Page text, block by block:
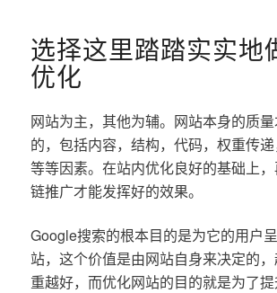
选择这里踏踏实实地
优化
网站为主，其他为辅。网站本身的质
的，包括内容，结构，代码，权重传
等等因素。在站内优化良好的基础上
链推广才能发挥好的效果。
Google搜索的根本目的是为它的用户
站，这个价值是由网站自身来决定的
重越好，而优化网站的目的就是为了提